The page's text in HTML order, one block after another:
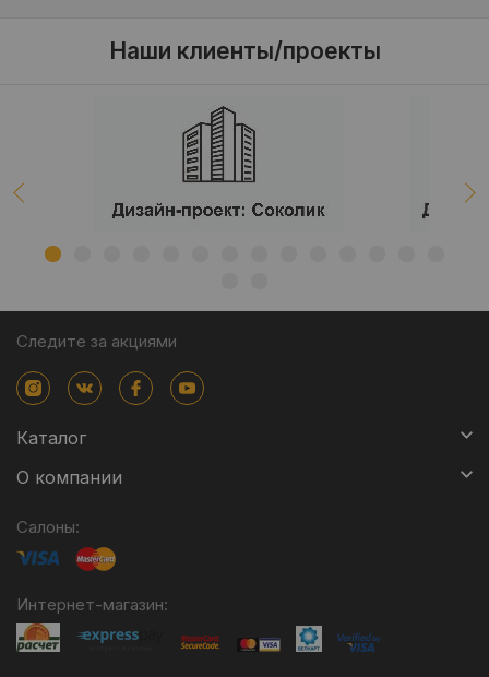
Наши клиенты/проекты
Следите за акциями
Каталог
О компании
Салоны:
Интернет-магазин: